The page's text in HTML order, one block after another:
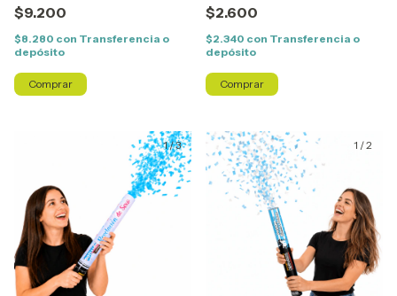
$9.200
$8.280 con Transferencia o
depósito
$2.600
$2.340 con Transferencia o
depósito
1/3 1 /2